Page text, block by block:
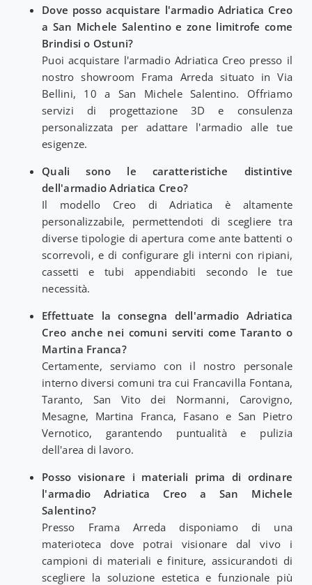
Dove posso acquistare l'armadio Adriatica Creo
a San Michele Salentino e zone limitrofe come
Brindisi o Ostuni?
Puoi acquistare l'armadio Adriatica Creo presso il
nostro showroom Frama Arreda situato in Via
Bellini, 10 a San Michele Salentino. Offriamo
servizi di progettazione 3D e consulenza
personalizzata per adattare l'armadio alle tue
esigenze.
Quali sono le caratteristiche distintive
dell'armadio Adriatica Creo?
Il modello Creo di Adriatica è altamente
personalizzabile, permettendoti di scegliere tra
diverse tipologie di apertura come ante battenti o
scorrevoli, e di configurare gli interni con ripiani,
cassetti e tubi appendiabiti secondo le tue
necessità.
Effettuate la consegna dell'armadio Adriatica
Creo anche nei comuni serviti come Taranto o
Martina Franca?
Certamente, serviamo con il nostro personale
interno diversi comuni tra cui Francavilla Fontana,
Taranto, San Vito dei Normanni, Carovigno,
Mesagne, Martina Franca, Fasano e San Pietro
Vernotico, garantendo puntualità e pulizia
dell'area di lavoro.
Posso visionare i materiali prima di ordinare
l'armadio Adriatica Creo a San Michele
Salentino?
Presso Frama Arreda disponiamo di una
materioteca dove potrai visionare dal vivo i
campioni di materiali e finiture, assicurandoti di
scegliere la soluzione estetica e funzionale più